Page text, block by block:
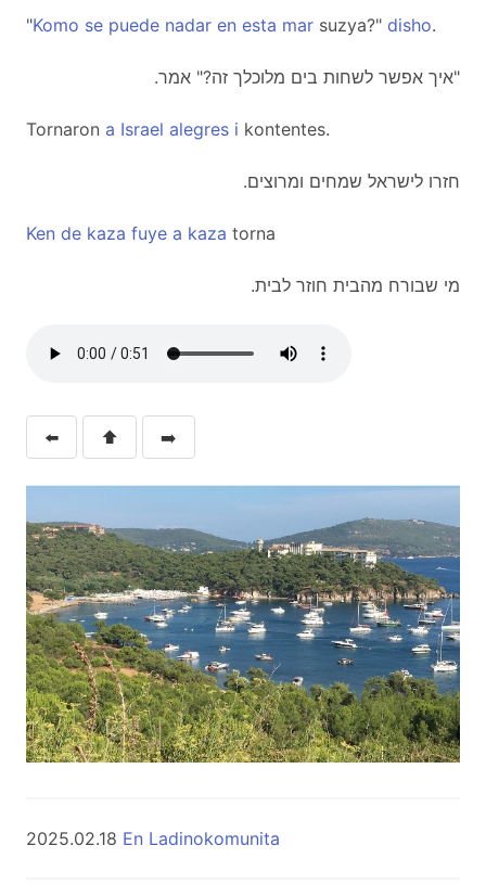
"Komo se puede nadar en esta mar suzya?" disho.
.איך אפשר לשחות בים מלוכלך זה?" אמר"
Tornaron a Israel alegres i kontentes.
.חזרו לישראל שמחים ומרוצים
Ken de kaza fuye a kaza torna
.מי שבורח מהבית חוזר לבית
⬅️ ⬆️ ➡️
2025.02.18 En Ladinokomunita